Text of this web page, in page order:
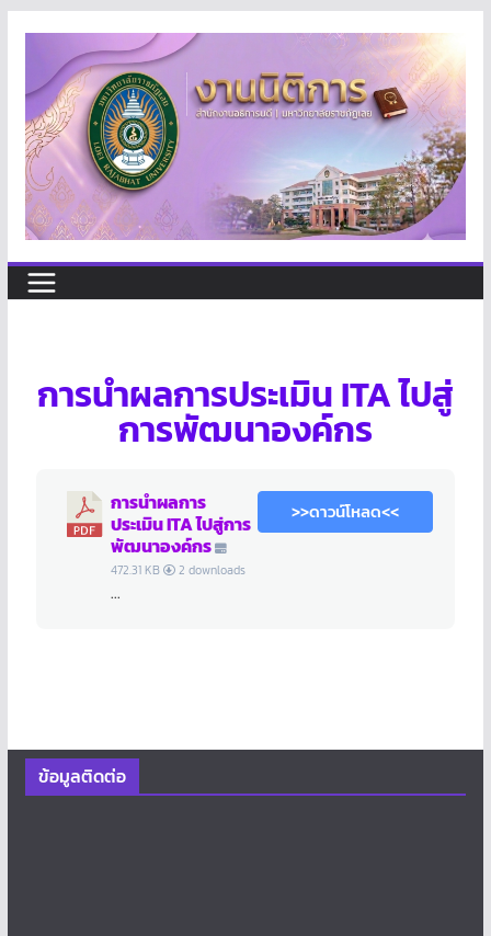
การนำผลการประเมิน ITA ไปสู่
การพัฒนาองค์กร
การนำผลการ
ประเมิน ITA ไปสู่การ
พัฒนาองค์กร
472.31 KB 2 downloads
...
>>ดาวน์โหลด<<
ข้อมูลติดต่อ